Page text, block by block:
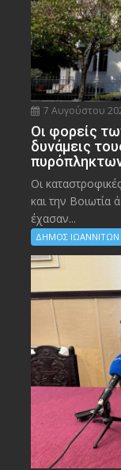
7 Αυγούστου
Οι φορείς
δυνάμεις
Οι
και την
έχασαν...
ΔΗΜΟΣ ΙΩΑΝΝΙΤΩΝ